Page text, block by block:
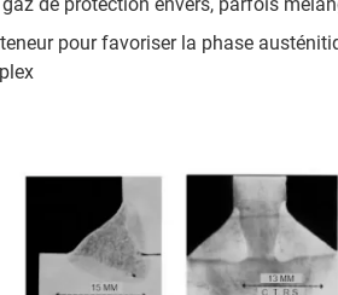
pour favoriser la phase